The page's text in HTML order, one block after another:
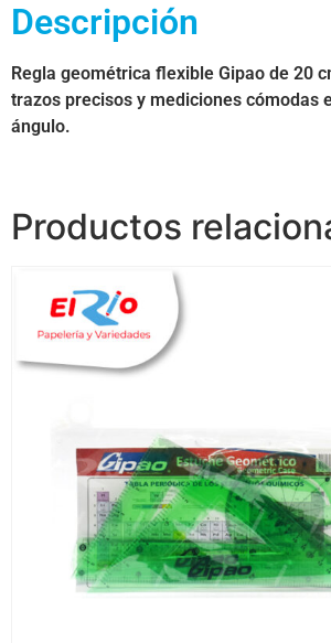
Descripción
Regla geométrica flexible Gipao de 20
trazos precisos y mediciones cómodas
ángulo.
Productos